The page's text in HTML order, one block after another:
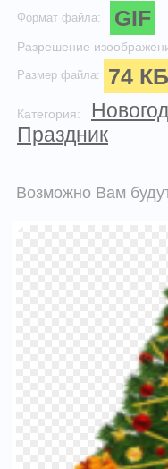
Формат файла: GIF
Разрешение
Размер файла: 74 КБ
Категория:
Праздник
Возможно Вам